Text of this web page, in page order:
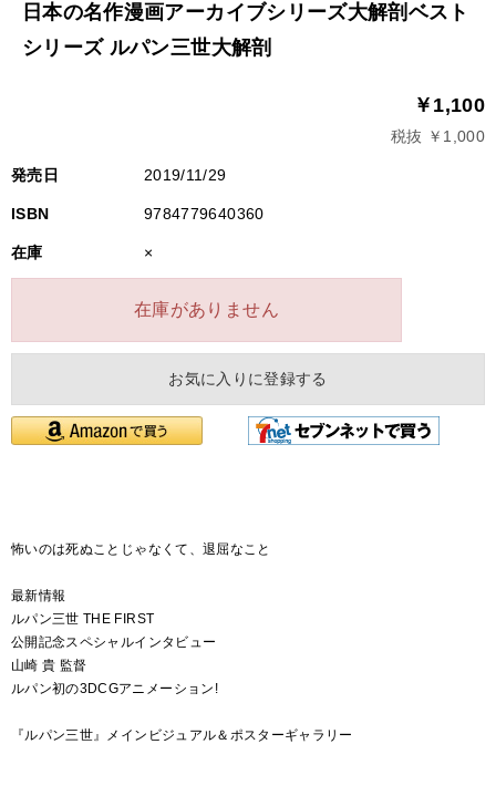
日本の名作漫画アーカイブシリーズ大解剖ベスト
シリーズ ルパン三世大解剖
￥1,100
税抜 ￥1,000
発売日 2019/11/29
ISBN 9784779640360
在庫 ×
在庫がありません
お気に入りに登録する
怖いのは死ぬことじゃなくて、退屈なこと
最新情報
ルパン三世 THE FIRST
公開記念スペシャルインタビュー
山崎 貴 監督
ルパン初の3DCGアニメーション!
『ルパン三世』メインビジュアル＆ポスターギャラリー